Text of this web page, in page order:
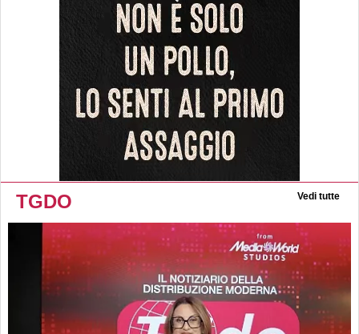
TGDO Vedi tutte